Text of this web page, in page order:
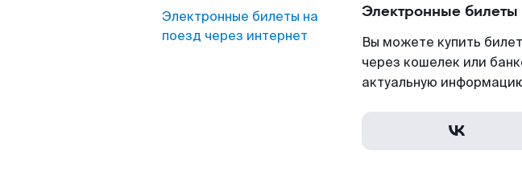
Электронные билеты на
поезд через интернет
Электронные билеты
Вы можете купить
через кошелек или
актуальную